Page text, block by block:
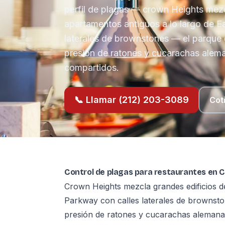
perfil de plagas — crown Heights
apartamentos antiguos a lo largo de
laterales de brownstones — el parque
presión de ratones y cucarachas
compartidos.
📞 Llamar (212) 203-3089
Control de plagas para restaurantes en
Crown Heights mezcla grandes edificios
Parkway con calles laterales de
presión de ratones y cucarachas